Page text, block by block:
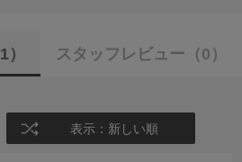
） スタッフレビュー （0）
表示：新しい順